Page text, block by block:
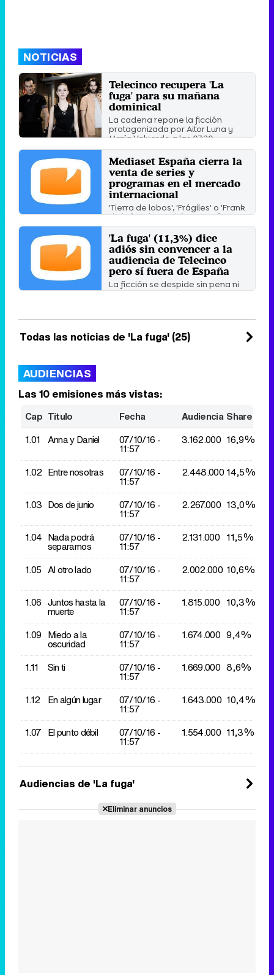
NOTICIAS
Telecinco recupera 'La
fuga' para su mañana
dominical
La cadena repone la ficción
protagonizada por Aitor Luna y
María Valverde a las 07:30.
Sábado 3 Octubre 2015 18:43
Mediaset España cierra la
venta de series y
programas en el mercado
internacional
'Tierra de lobos', 'Frágiles' o 'Frank
de la jungla' podrán verse fuera
de España.
Martes 9 Abril 2013 17:44
'La fuga' (11,3%) dice
adiós sin convencer a la
audiencia de Telecinco
pero sí fuera de España
La ficción se despide sin pena ni
gloria pero está siendo muy
Todas las noticias de 'La fuga' (25)
AUDIENCIAS
Las 10 emisiones más vistas:
Cap Título Fecha Audiencia Share
1.01 Anna y Daniel 07/10/16 -
11:57
3.162.000 16,9%
1.02 Entre nosotras 07/10/16 -
11:57
2.448.000 14,5%
1.03 Dos de junio 07/10/16 -
11:57
2.267.000 13,0%
1.04 Nada podrá
separarnos
07/10/16 -
11:57
2.131.000 11,5%
1.05 Al otro lado 07/10/16 -
11:57
2.002.000 10,6%
1.06 Juntos hasta la
muerte
07/10/16 -
11:57
1.815.000 10,3%
1.09 Miedo a la
oscuridad
07/10/16 -
11:57
1.674.000 9,4%
1.11 Sin ti 07/10/16 -
11:57
1.669.000 8,6%
1.12 En algún lugar 07/10/16 -
11:57
1.643.000 10,4%
1.07 El punto débil 07/10/16 -
11:57
1.554.000 11,3%
Audiencias de 'La fuga'
Eliminar anuncios